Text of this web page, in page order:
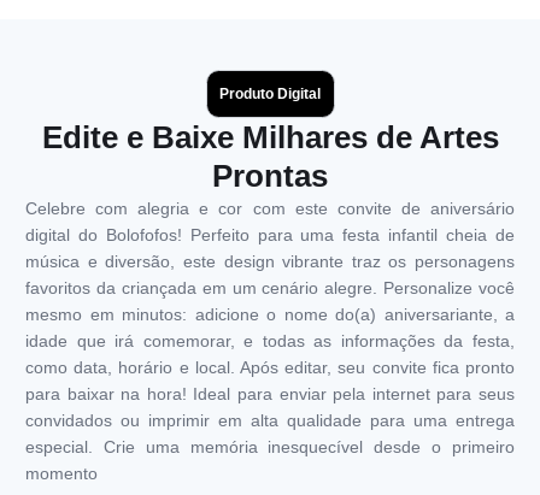
Produto Digital
Edite e Baixe Milhares de Artes
Prontas
Celebre com alegria e cor com este convite de aniversário
digital do Bolofofos! Perfeito para uma festa infantil cheia de
música e diversão, este design vibrante traz os personagens
favoritos da criançada em um cenário alegre. Personalize você
mesmo em minutos: adicione o nome do(a) aniversariante, a
idade que irá comemorar, e todas as informações da festa,
como data, horário e local. Após editar, seu convite fica pronto
para baixar na hora! Ideal para enviar pela internet para seus
convidados ou imprimir em alta qualidade para uma entrega
especial. Crie uma memória inesquecível desde o primeiro
momento